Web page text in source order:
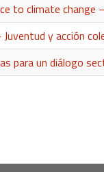
to climate
y acción
para un diálogo